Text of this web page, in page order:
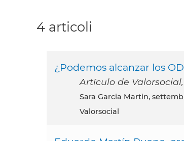
4 articoli
¿Podemos alcanzar los
Artículo de
Sara Garcia Martin,
Valorsocial